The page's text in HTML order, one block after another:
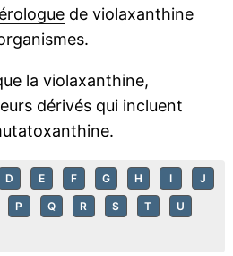
de violaxanthine
.
la violaxanthine,
dérivés qui incluent
D E F G H I J
P Q R S T U